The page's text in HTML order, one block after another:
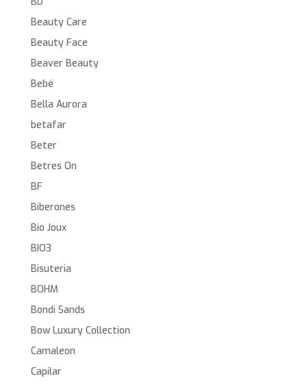
Beauty Care
Beauty Face
Beaver Beauty
Bebé
Bella Aurora
betafar
Beter
Betres On
BF
Biberones
Bio Joux
BIO3
Bisuteria
BOHM
Bondi Sands
Bow Luxury Collection
Camaleon
Capilar